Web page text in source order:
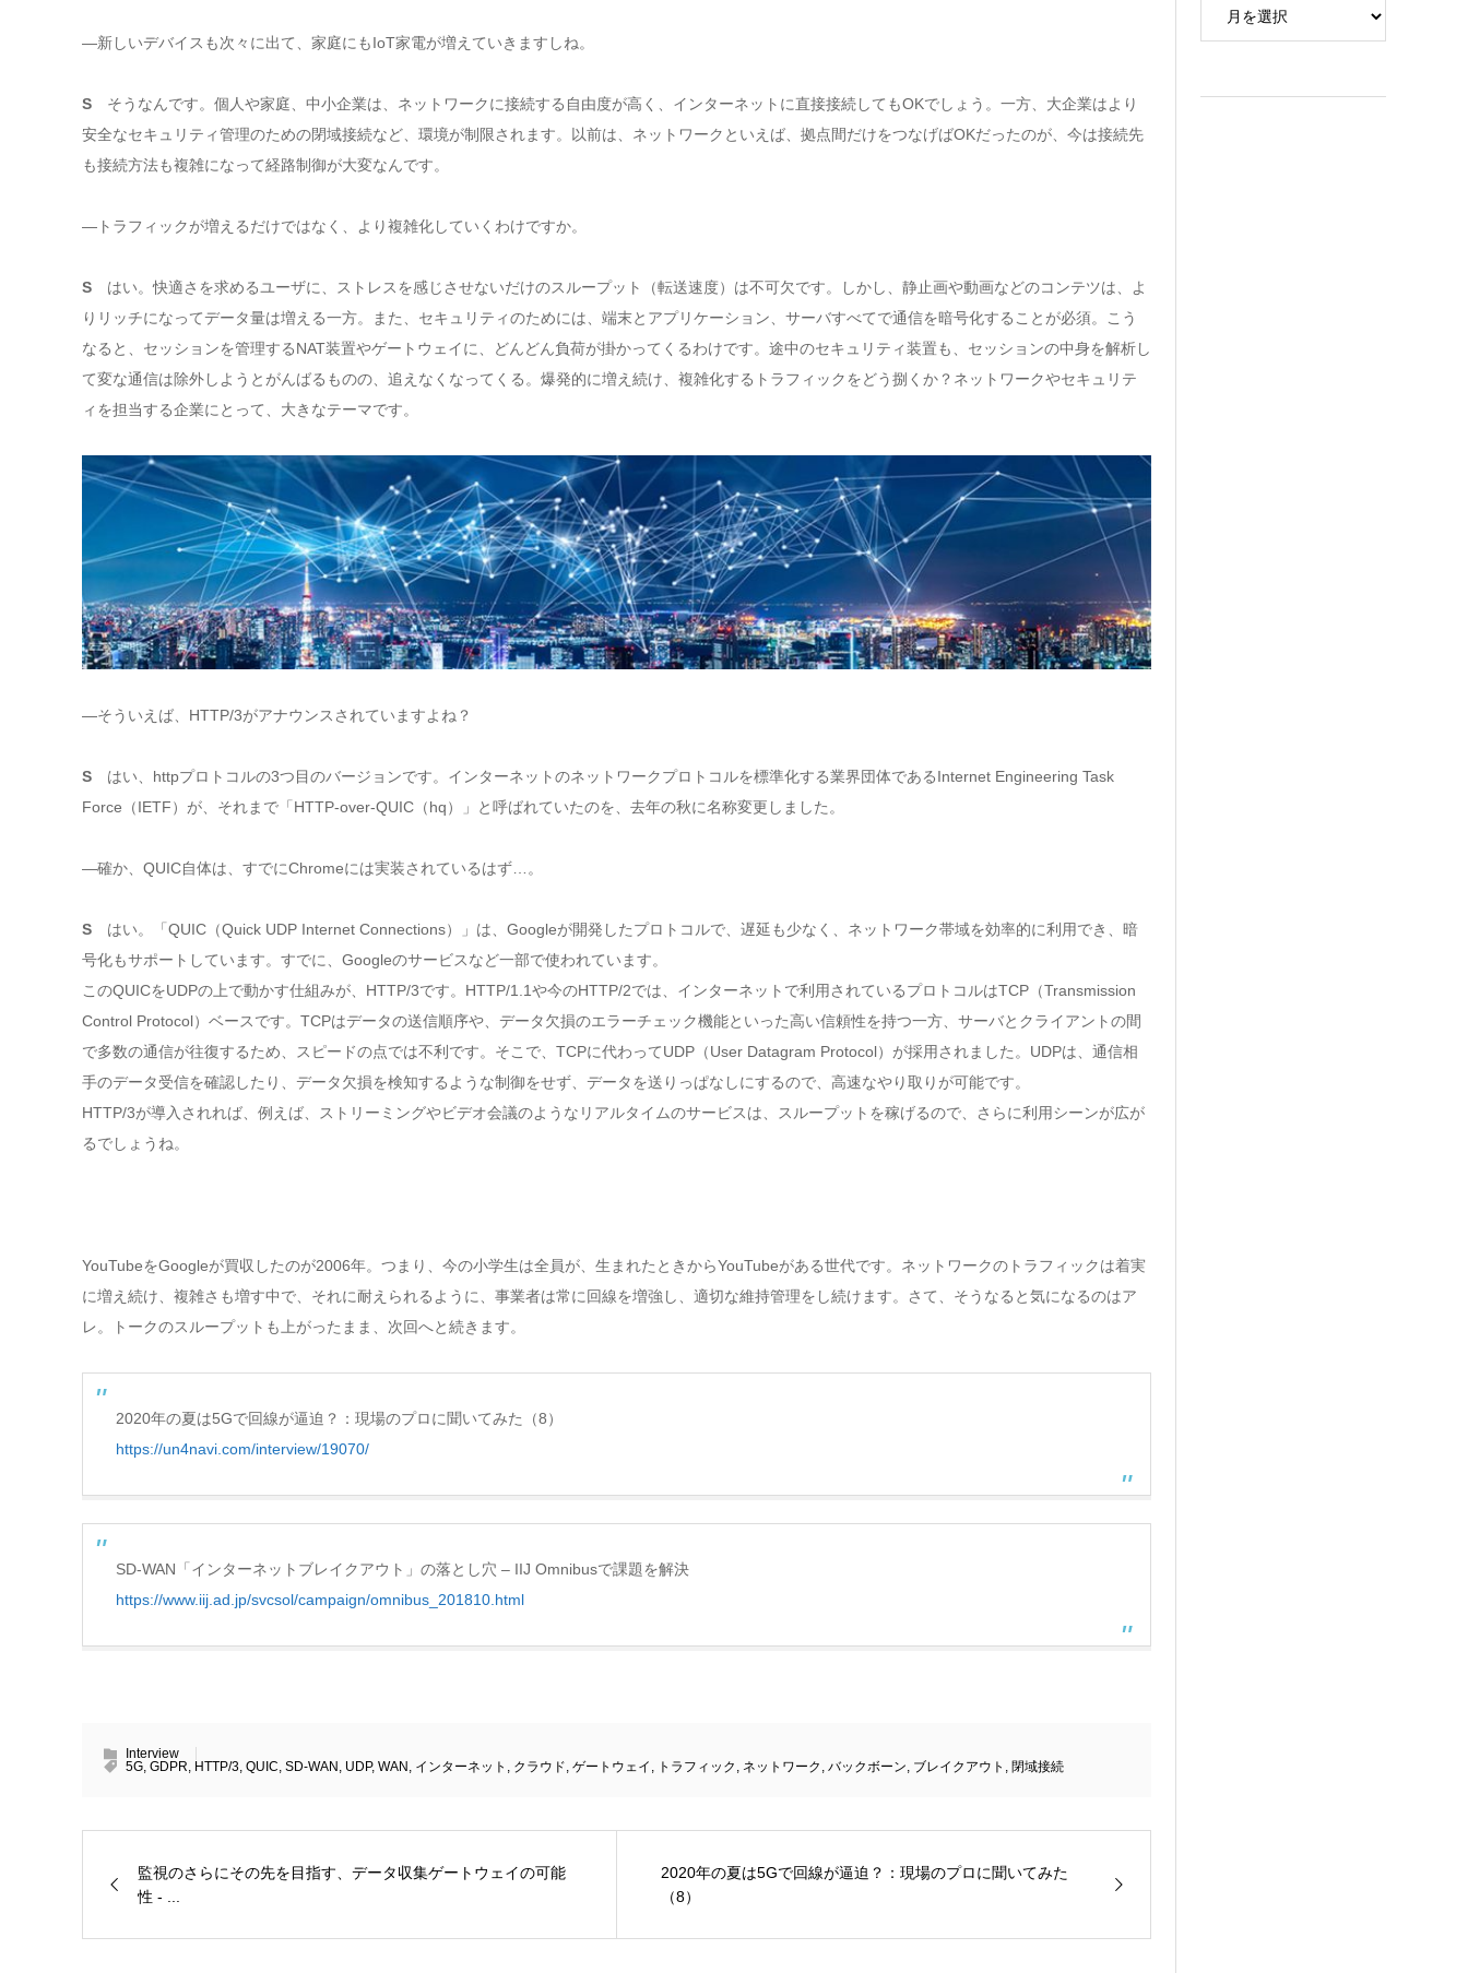
―新しいデバイスも次々に出て、家庭にもIoT家電が増えていきますしね。
Sそうなんです。個人や家庭、中小企業は、ネットワークに接続する自由度が高く、インターネットに直接接続してもOKでしょう。一方、大企業はより
安全なセキュリティ管理のための閉域接続など、環境が制限されます。以前は、ネットワークといえば、拠点間だけをつなげばOKだったのが、今は接続先
も接続方法も複雑になって経路制御が大変なんです。
―トラフィックが増えるだけではなく、より複雑化していくわけですか。
Sはい。快適さを求めるユーザに、ストレスを感じさせないだけのスループット（転送速度）は不可欠です。しかし、静止画や動画などのコンテツは、よ
りリッチになってデータ量は増える一方。また、セキュリティのためには、端末とアプリケーション、サーバすべてで通信を暗号化することが必須。こう
なると、セッションを管理するNAT装置やゲートウェイに、どんどん負荷が掛かってくるわけです。途中のセキュリティ装置も、セッションの中身を解析し
て変な通信は除外しようとがんばるものの、追えなくなってくる。爆発的に増え続け、複雑化するトラフィックをどう捌くか？ネットワークやセキュリテ
ィを担当する企業にとって、大きなテーマです。
―そういえば、HTTP/3がアナウンスされていますよね？
Sはい、httpプロトコルの3つ目のバージョンです。インターネットのネットワークプロトコルを標準化する業界団体であるInternet Engineering Task
Force（IETF）が、それまで「HTTP-over-QUIC（hq）」と呼ばれていたのを、去年の秋に名称変更しました。
―確か、QUIC自体は、すでにChromeには実装されているはず…。
Sはい。「QUIC（Quick UDP Internet Connections）」は、Googleが開発したプロトコルで、遅延も少なく、ネットワーク帯域を効率的に利用でき、暗
号化もサポートしています。すでに、Googleのサービスなど一部で使われています。
このQUICをUDPの上で動かす仕組みが、HTTP/3です。HTTP/1.1や今のHTTP/2では、インターネットで利用されているプロトコルはTCP（Transmission
Control Protocol）ベースです。TCPはデータの送信順序や、データ欠損のエラーチェック機能といった高い信頼性を持つ一方、サーバとクライアントの間
で多数の通信が往復するため、スピードの点では不利です。そこで、TCPに代わってUDP（User Datagram Protocol）が採用されました。UDPは、通信相
手のデータ受信を確認したり、データ欠損を検知するような制御をせず、データを送りっぱなしにするので、高速なやり取りが可能です。
HTTP/3が導入されれば、例えば、ストリーミングやビデオ会議のようなリアルタイムのサービスは、スループットを稼げるので、さらに利用シーンが広が
るでしょうね。
YouTubeをGoogleが買収したのが2006年。つまり、今の小学生は全員が、生まれたときからYouTubeがある世代です。ネットワークのトラフィックは着実
に増え続け、複雑さも増す中で、それに耐えられるように、事業者は常に回線を増強し、適切な維持管理をし続けます。さて、そうなると気になるのはア
レ。トークのスループットも上がったまま、次回へと続きます。
2020年の夏は5Gで回線が逼迫？：現場のプロに聞いてみた（8）
https://un4navi.com/interview/19070/
SD-WAN「インターネットブレイクアウト」の落とし穴 – IIJ Omnibusで課題を解決
https://www.iij.ad.jp/svcsol/campaign/omnibus_201810.html
Interview
5G, GDPR HTTP/3, QUIC SD-WAN UDP, WAN インターネット クラウド ゲートウェイ トラフィック ネットワーク バックボーン ブレイクアウト 閉域接続
監視のさらにその先を目指す、データ収集ゲートウェイの可能
性 - ...
2020年の夏は5Gで回線が逼迫？：現場のプロに聞いてみた
（8）